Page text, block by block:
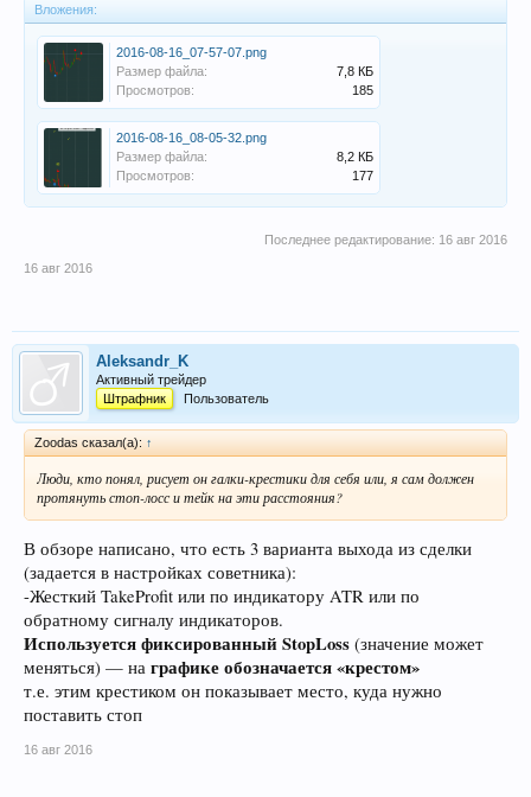
Вложения:
2016-08-16_07-57-07.png
Размер файла:
7,8 КБ
Просмотров:
185
2016-08-16_08-05-32.png
Размер файла:
8,2 КБ
Просмотров:
177
Последнее редактирование: 16 авг 2016
16 авг 2016
Aleksandr_K
Активный трейдер
Штрафник
Пользователь
Zoodas сказал(а): ↑
Люди, кто понял, рисует он галки-крестики для себя или, я сам должен
протянуть стоп-лосс и тейк на эти расстояния?
В обзоре написано, что есть 3 варианта выхода из сделки
(задается в настройках советника):
-Жесткий TakeProfit или по индикатору ATR или по
обратному сигналу индикаторов.
Используется фиксированный StopLoss (значение может
меняться) — на графике обозначается «крестом»
т.е. этим крестиком он показывает место, куда нужно
поставить стоп
16 авг 2016